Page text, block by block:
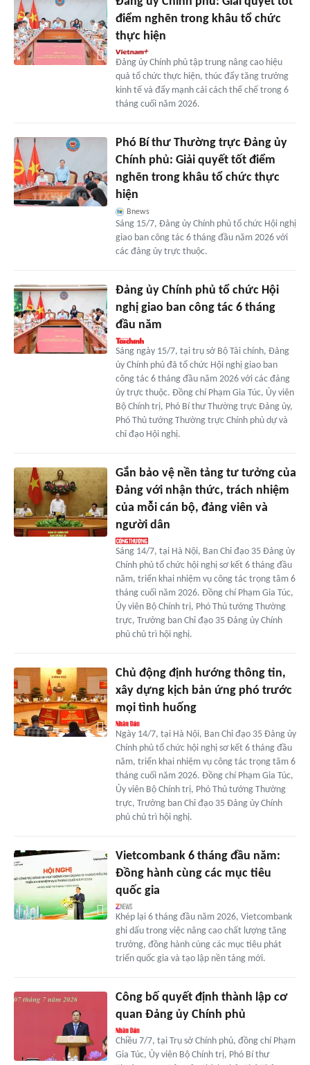
điểm nghẽn trong khâu tổ chức
thực hiện
Đảng ủy Chính phủ tập trung nâng cao hiệu
quả tổ chức thực hiện, thúc đẩy tăng trưởng
kinh tế và đẩy mạnh cải cách thể chế trong 6
tháng cuối năm 2026.
Phó Bí thư Thường trực Đảng ủy
Chính phủ: Giải quyết tốt điểm
nghẽn trong khâu tổ chức thực
hiện
Bnews
Sáng 15/7, Đảng ủy Chính phủ tổ chức Hội nghị
giao ban công tác 6 tháng đầu năm 2026 với
các đảng ủy trực thuộc.
Đảng ủy Chính phủ tổ chức Hội
nghị giao ban công tác 6 tháng
đầu năm
Sáng ngày 15/7, tại trụ sở Bộ Tài chính, Đảng
ủy Chính phủ đã tổ chức Hội nghị giao ban
công tác 6 tháng đầu năm 2026 với các đảng
ủy trực thuộc. Đồng chí Phạm Gia Túc, Ủy viên
Bộ Chính trị, Phó Bí thư Thường trực Đảng ủy,
Phó Thủ tướng Thường trực Chính phủ dự và
chỉ đạo Hội nghị.
Gắn bảo vệ nền tảng tư tưởng của
Đảng với nhận thức, trách nhiệm
của mỗi cán bộ, đảng viên và
người dân
Sáng 14/7, tại Hà Nội, Ban Chỉ đạo 35 Đảng ủy
Chính phủ tổ chức hội nghị sơ kết 6 tháng đầu
năm, triển khai nhiệm vụ công tác trọng tâm 6
tháng cuối năm 2026. Đồng chí Phạm Gia Túc,
Ủy viên Bộ Chính trị, Phó Thủ tướng Thường
trực, Trưởng ban Chỉ đạo 35 Đảng ủy Chính
phủ chủ trì hội nghị.
Chủ động định hướng thông tin,
xây dựng kịch bản ứng phó trước
mọi tình huống
Ngày 14/7, tại Hà Nội, Ban Chỉ đạo 35 Đảng ủy
Chính phủ tổ chức hội nghị sơ kết 6 tháng đầu
năm, triển khai nhiệm vụ công tác trọng tâm 6
tháng cuối năm 2026. Đồng chí Phạm Gia Túc,
Ủy viên Bộ Chính trị, Phó Thủ tướng Thường
trực, Trưởng ban Chỉ đạo 35 Đảng ủy Chính
phủ chủ trì hội nghị.
Vietcombank 6 tháng đầu năm:
Đồng hành cùng các mục tiêu
quốc gia
Khép lại 6 tháng đầu năm 2026, Vietcombank
ghi dấu trong việc nâng cao chất lượng tăng
trưởng, đồng hành cùng các mục tiêu phát
triển quốc gia và tạo lập nền tảng mới.
Công bố quyết định thành lập cơ
quan Đảng ủy Chính phủ
Chiều 7/7, tại Trụ sở Chính phủ, đồng chí Phạm
Gia Túc, Ủy viên Bộ Chính trị, Phó Bí thư